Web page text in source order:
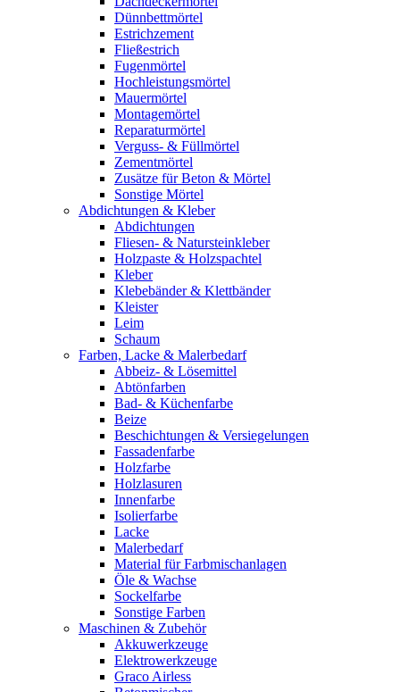
Dünnbettmörtel
Estrichzement
Fließestrich
Fugenmörtel
Hochleistungsmörtel
Mauermörtel
Montagemörtel
Reparaturmörtel
Verguss- & Füllmörtel
Zementmörtel
Zusätze für Beton & Mörtel
Sonstige Mörtel
Abdichtungen & Kleber
Abdichtungen
Fliesen- & Natursteinkleber
Holzpaste & Holzspachtel
Kleber
Klebebänder & Klettbänder
Kleister
Leim
Schaum
Farben, Lacke & Malerbedarf
Abbeiz- & Lösemittel
Abtönfarben
Bad- & Küchenfarbe
Beize
Beschichtungen & Versiegelungen
Fassadenfarbe
Holzfarbe
Holzlasuren
Innenfarbe
Isolierfarbe
Lacke
Malerbedarf
Material für Farbmischanlagen
Öle & Wachse
Sockelfarbe
Sonstige Farben
Maschinen & Zubehör
Akkuwerkzeuge
Elektrowerkzeuge
Graco Airless